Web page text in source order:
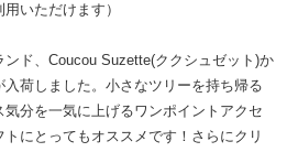
いただけます）
ド、Coucou Suzette(ククシュゼット)か
荷しました。小さなツリーを持ち帰る
分を一気に上げるワンポイントアクセ
にとってもオススメです！さらにクリ